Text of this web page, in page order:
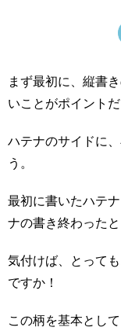
まず最初に、縦書
いことがポイントだ
ハテナのサイドに
う。
最初に書いたハテ
ナの書き終わった
気付けば、とって
ですか！
この柄を基本とし